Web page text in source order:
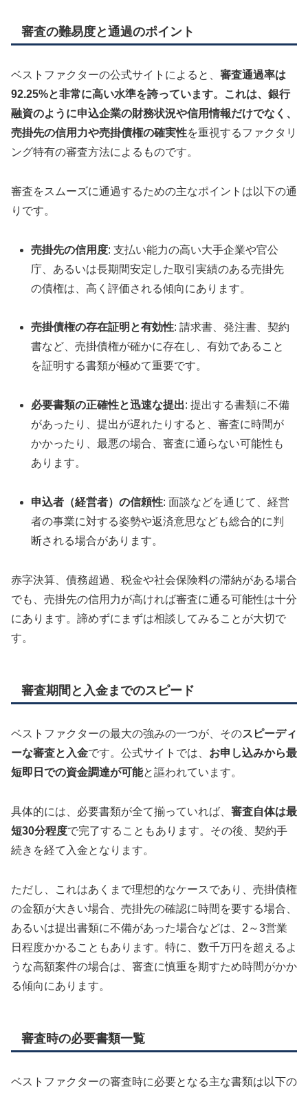
審査の難易度と通過のポイント
ベストファクターの公式サイトによると、 審査通過率は
92.25%と非常に高い水準を誇っています。
これは、銀行
融資のように申込企業の財務状況や信用情報だけでなく、
売掛先の信用力や売掛債権の確実性を重視するファクタリ
ング特有の審査方法によるものです。
審査をスムーズに通過するための主なポイントは以下の通
りです。
売掛先の信用度: 支払い能力の高い大手企業や官公
庁、あるいは長期間安定した取引実績のある売掛先
の債権は、高く評価される傾向にあります。
売掛債権の存在証明と有効性: 請求書、発注書、契約
書など、売掛債権が確かに存在し、有効であること
を証明する書類が極めて重要です。
必要書類の正確性と迅速な提出: 提出する書類に不備
があったり、提出が遅れたりすると、審査に時間が
かかったり、最悪の場合、審査に通らない可能性も
あります。
申込者（経営者）の信頼性: 面談などを通じて、経営
者の事業に対する姿勢や返済意思なども総合的に判
断される場合があります。
赤字決算、債務超過、税金や社会保険料の滞納がある場合
でも、売掛先の信用力が高ければ審査に通る可能性は十分
にあります。諦めずにまずは相談してみることが大切で
す。
審査期間と入金までのスピード
ベストファクターの最大の強みの一つが、そのスピーディ
ーな審査と入金です。公式サイトでは、 お申し込みから最
短即日での資金調達が可能と謳われています。
具体的には、必要書類が全て揃っていれば、 審査自体は最
短30分程度で完了することもあります。その後、契約手
続きを経て入金となります。
ただし、これはあくまで理想的なケースであり、売掛債権
の金額が大きい場合、売掛先の確認に時間を要する場合、
あるいは提出書類に不備があった場合などは、2～3営業
日程度かかることもあります。特に、数千万円を超えるよ
うな高額案件の場合は、審査に慎重を期すため時間がかか
る傾向にあります。
審査時の必要書類一覧
ベストファクターの審査時に必要となる主な書類は以下の